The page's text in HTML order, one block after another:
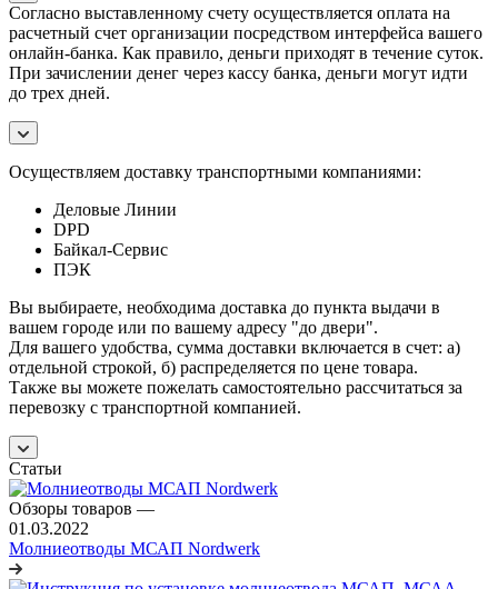
Согласно выставленному счету осуществляется оплата на
расчетный счет организации посредством интерфейса вашего
онлайн-банка. Как правило, деньги приходят в течение суток.
При зачислении денег через кассу банка, деньги могут идти
до трех дней.
Осуществляем доставку транспортными компаниями:
Деловые Линии
DPD
Байкал-Сервис
ПЭК
Вы выбираете, необходима доставка до пункта выдачи в
вашем городе или по вашему адресу "до двери".
Для вашего удобства, сумма доставки включается в счет: а)
отдельной строкой, б) распределяется по цене товара.
Также вы можете пожелать самостоятельно рассчитаться за
перевозку с транспортной компанией.
Статьи
Обзоры товаров —
01.03.2022
Молниеотводы МСАП Nordwerk